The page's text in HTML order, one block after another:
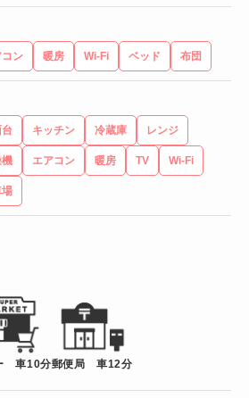
コン 暖房 Wi-Fi ベッド 布団
キッチン 冷蔵庫 レンジ
エアコン 暖房 TV Wi-Fi
車10分郵便局 車12分